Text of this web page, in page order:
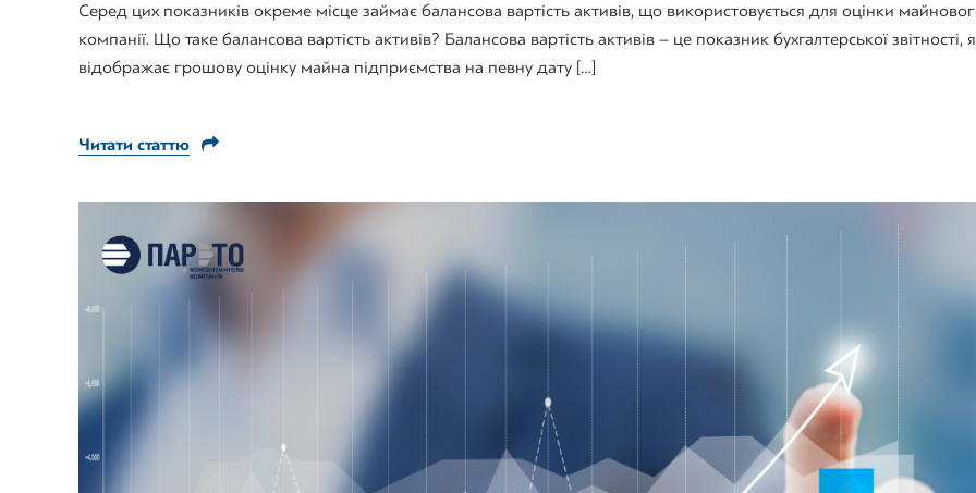
Серед цих показників окреме місце займає балансова вартість активів, що використовується для оцінки
компанії. Що таке балансова вартість активів? Балансова вартість активів – це показник бухгалтерської звітності,
відображає грошову оцінку майна підприємства на певну дату […]
Читати статтю